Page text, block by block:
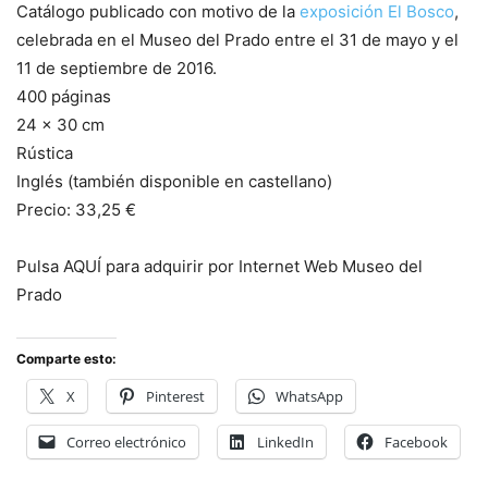
Catálogo publicado con motivo de la exposición El Bosco,
celebrada en el Museo del Prado entre el 31 de mayo y el
11 de septiembre de 2016.
400 páginas
24 x 30 cm
Rústica
Inglés (también disponible en castellano)
Precio: 33,25 €
Pulsa AQUÍ para adquirir por Internet Web Museo del
Prado
Comparte esto:
X Pinterest WhatsApp
Correo electrónico LinkedIn Facebook